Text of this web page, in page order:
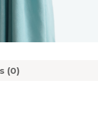
(0)